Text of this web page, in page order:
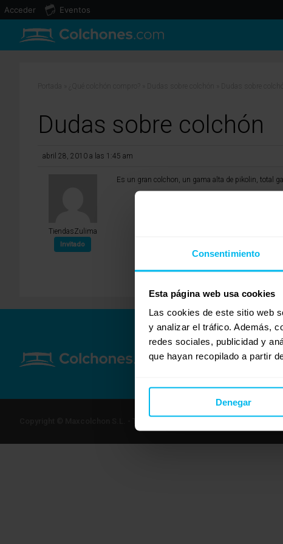
Consentimiento
Esta página web usa cookies
Las cookies de este sitio web
y analizar el tráfico. Además,
redes sociales, publicidad y
que hayan recopilado a partir
Denegar
Dudas sobre colchón
abril 28, 2010 a las 1:45 am
TiendasZulima
Invitado
Es un gran colchon, un gama alta de pikolin, total
Acceder Eventos